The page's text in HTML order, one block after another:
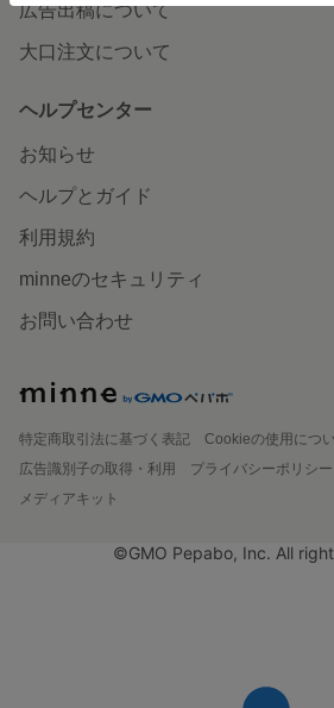
広告出稿について
大口注文について
ヘルプセンター
お知らせ
ヘルプとガイド
利用規約
minneのセキュリティ
お問い合わせ
特定商取引法に基づく表記
Cookieの使用につ
広告識別子の取得・利用
プライバシーポリシー
メディアキット
©GMO Pepabo, Inc. All